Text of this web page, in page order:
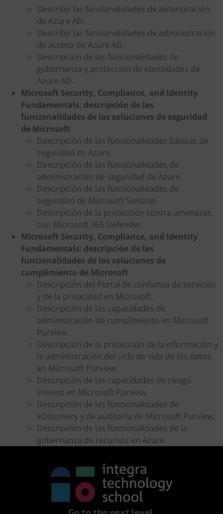
Describir las funcionalidades de autenticación
de Azure AD.
Describir las funcionalidades de administración
de acceso de Azure AD.
Descripción de las funcionalidades de
gobernanza y protección de identidades de
Azure AD.
Microsoft Security, Compliance, and Identity
Fundamentals: descripción de las
funcionalidades de las soluciones de seguridad
de Microsoft
Descripción de las funcionalidades básicas de
seguridad en Azure.
Descripción de las funcionalidades de
administración de seguridad de Azure.
Descripción de las funcionalidades de
seguridad de Microsoft Sentinel.
Descripción de la protección contra amenazas
con Microsoft 365 Defender.
Microsoft Security, Compliance, and Identity
Fundamentals: descripción de las
funcionalidades de las soluciones de
cumplimiento de Microsoft
Descripción del Portal de confianza de servicios
y de la privacidad en Microsoft.
Descripción de las capacidades de
administración de cumplimiento en Microsoft
Purview.
Descripción de la protección de la información y
la administración del ciclo de vida de los datos
en Microsoft Purview.
Descripción de las capacidades de riesgo
interno en Microsoft Purview.
Descripción de las funcionalidades de
eDiscovery y de auditoría de Microsoft Purview.
Descripción de las funcionalidades de la
gobernanza de recursos en Azure.